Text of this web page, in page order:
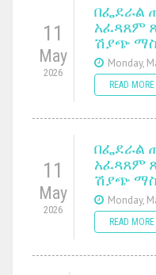
11
May
2026
በፌደራል
አፈጻጸም
ሽያጭ
Monday,
READ MORE
11
May
2026
በፌደራል
አፈጻጸም
ሽያጭ
Monday,
READ MORE